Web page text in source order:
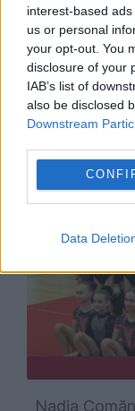
interest-based
us or personal
your opt-out. You
disclosure of your
IAB’s list of
also be disclosed
Downstream
Data
18 iulie
fetiță din
Nadia